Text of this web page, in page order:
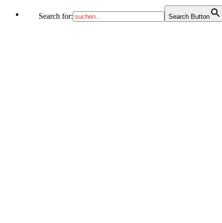
Search for: Search Button